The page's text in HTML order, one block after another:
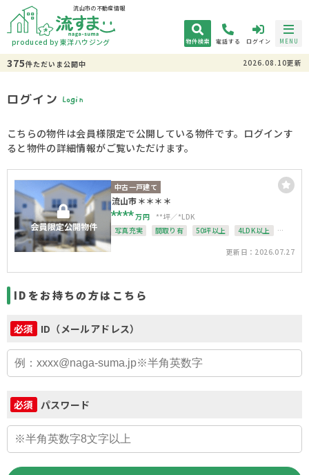
流山市の不動産情報
produced by 東洋ハウジング 物件検索 電話する ログイン MENU
375件ただいま公開中 2026.08.10更新
ログイン Login
こちらの物件は会員様限定で公開している物件です。ログインす
ると物件の詳細情報がご覧いただけます。
中古一戸建て
流山市＊＊＊＊
****万円 **坪
*LDK
写真充実
間取り有 50坪以上
4LDK以上
更新日：2026.07.27
IDをお持ちの方はこちら
必須 ID（メールアドレス）
必須 パスワード